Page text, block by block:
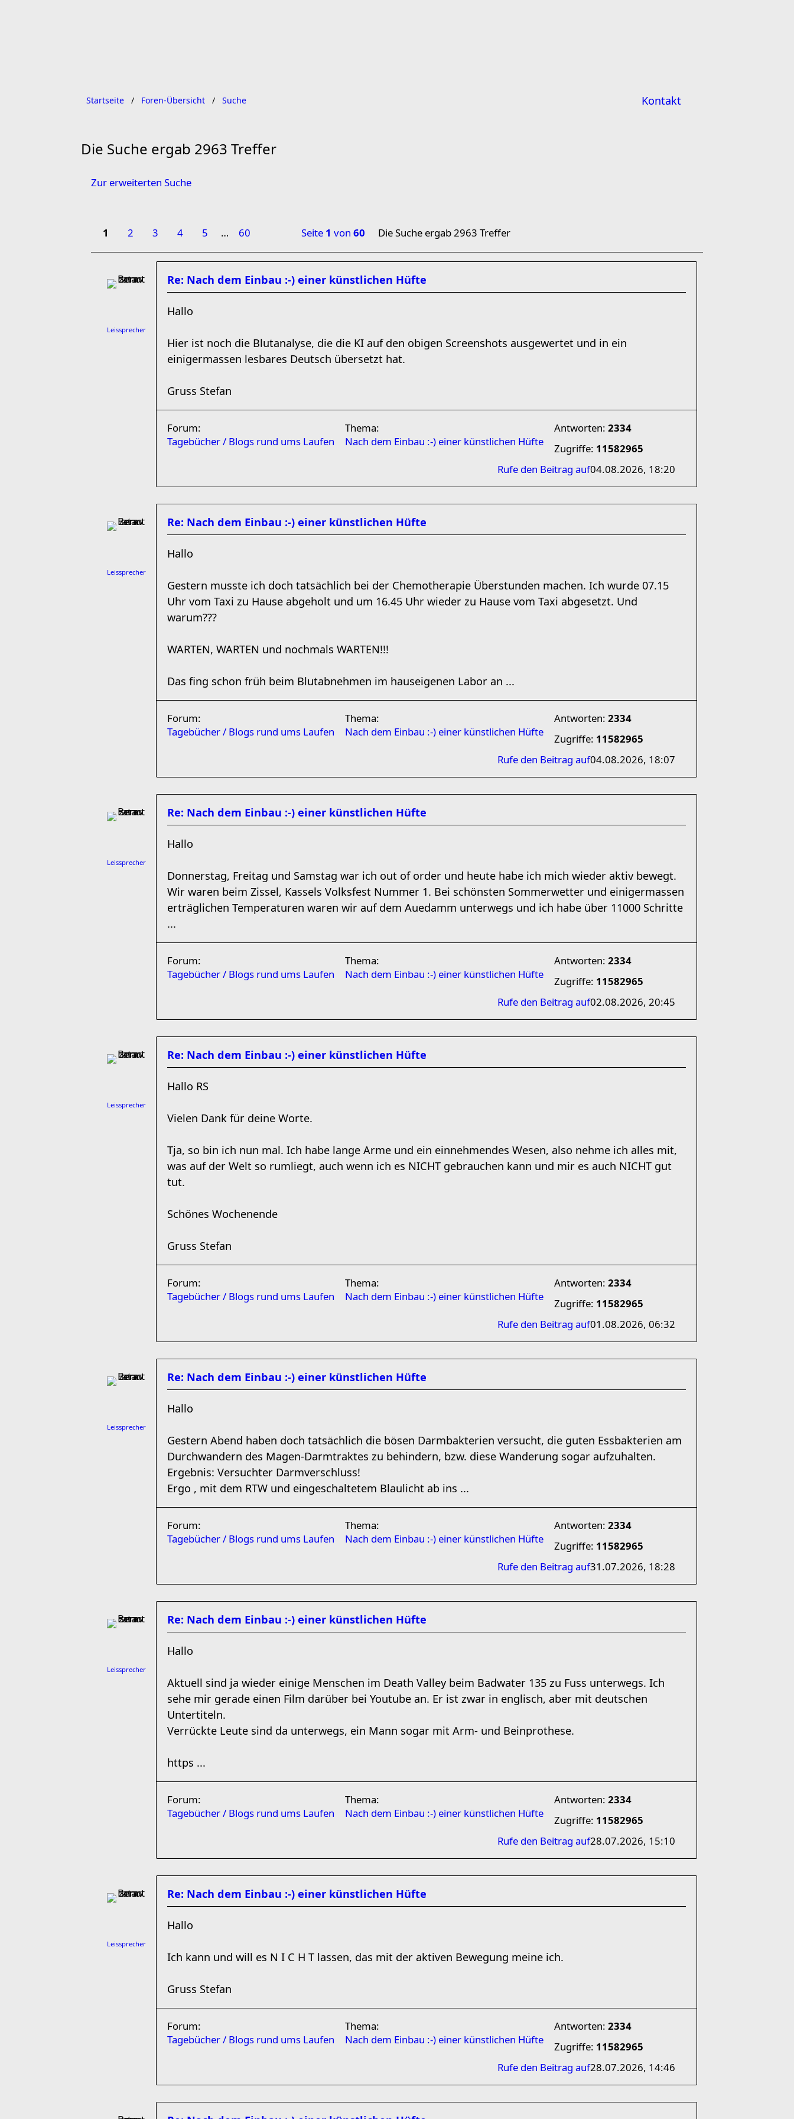
Kontakt
Startseite Foren-Übersicht Suche
Die Suche ergab 2963 Treffer
Zur erweiterten Suche
1 2 3 4 5 … 60 Seite 1 von 60 Die Suche ergab 2963 Treffer
Leissprecher
Re: Nach dem Einbau :-) einer künstlichen Hüfte
Hallo
Hier ist noch die Blutanalyse, die die KI auf den obigen Screenshots ausgewertet und in ein
einigermassen lesbares Deutsch übersetzt hat.
Gruss Stefan
Forum:
Tagebücher / Blogs rund ums Laufen
Thema:
Nach dem Einbau :-) einer künstlichen Hüfte
Antworten: 2334
Zugriffe: 11582965
04.08.2026, 18:20
Rufe den Beitrag auf
Leissprecher
Re: Nach dem Einbau :-) einer künstlichen Hüfte
Hallo
Gestern musste ich doch tatsächlich bei der Chemotherapie Überstunden machen. Ich wurde 07.15
Uhr vom Taxi zu Hause abgeholt und um 16.45 Uhr wieder zu Hause vom Taxi abgesetzt. Und
warum???
WARTEN, WARTEN und nochmals WARTEN!!!
Das fing schon früh beim Blutabnehmen im hauseigenen Labor an ...
Forum:
Tagebücher / Blogs rund ums Laufen
Thema:
Nach dem Einbau :-) einer künstlichen Hüfte
Antworten: 2334
Zugriffe: 11582965
04.08.2026, 18:07
Rufe den Beitrag auf
Leissprecher
Re: Nach dem Einbau :-) einer künstlichen Hüfte
Hallo
Donnerstag, Freitag und Samstag war ich out of order und heute habe ich mich wieder aktiv bewegt.
Wir waren beim Zissel, Kassels Volksfest Nummer 1. Bei schönsten Sommerwetter und einigermassen
erträglichen Temperaturen waren wir auf dem Auedamm unterwegs und ich habe über 11000 Schritte
...
Forum:
Tagebücher / Blogs rund ums Laufen
Thema:
Nach dem Einbau :-) einer künstlichen Hüfte
Antworten: 2334
Zugriffe: 11582965
02.08.2026, 20:45
Rufe den Beitrag auf
Leissprecher
Re: Nach dem Einbau :-) einer künstlichen Hüfte
Hallo RS
Vielen Dank für deine Worte.
Tja, so bin ich nun mal. Ich habe lange Arme und ein einnehmendes Wesen, also nehme ich alles mit,
was auf der Welt so rumliegt, auch wenn ich es NICHT gebrauchen kann und mir es auch NICHT gut
tut.
Schönes Wochenende
Gruss Stefan
Forum:
Tagebücher / Blogs rund ums Laufen
Thema:
Nach dem Einbau :-) einer künstlichen Hüfte
Antworten: 2334
Zugriffe: 11582965
01.08.2026, 06:32
Rufe den Beitrag auf
Leissprecher
Re: Nach dem Einbau :-) einer künstlichen Hüfte
Hallo
Gestern Abend haben doch tatsächlich die bösen Darmbakterien versucht, die guten Essbakterien am
Durchwandern des Magen-Darmtraktes zu behindern, bzw. diese Wanderung sogar aufzuhalten.
Ergebnis: Versuchter Darmverschluss!
Ergo , mit dem RTW und eingeschaltetem Blaulicht ab ins ...
Forum:
Tagebücher / Blogs rund ums Laufen
Thema:
Nach dem Einbau :-) einer künstlichen Hüfte
Antworten: 2334
Zugriffe: 11582965
31.07.2026, 18:28
Rufe den Beitrag auf
Leissprecher
Re: Nach dem Einbau :-) einer künstlichen Hüfte
Hallo
Aktuell sind ja wieder einige Menschen im Death Valley beim Badwater 135 zu Fuss unterwegs. Ich
sehe mir gerade einen Film darüber bei Youtube an. Er ist zwar in englisch, aber mit deutschen
Untertiteln.
Verrückte Leute sind da unterwegs, ein Mann sogar mit Arm- und Beinprothese.
https ...
Forum:
Tagebücher / Blogs rund ums Laufen
Thema:
Nach dem Einbau :-) einer künstlichen Hüfte
Antworten: 2334
Zugriffe: 11582965
28.07.2026, 15:10
Rufe den Beitrag auf
Leissprecher
Re: Nach dem Einbau :-) einer künstlichen Hüfte
Hallo
Ich kann und will es N I C H T lassen, das mit der aktiven Bewegung meine ich.
Gruss Stefan
Forum:
Tagebücher / Blogs rund ums Laufen
Thema:
Nach dem Einbau :-) einer künstlichen Hüfte
Antworten: 2334
Zugriffe: 11582965
28.07.2026, 14:46
Rufe den Beitrag auf